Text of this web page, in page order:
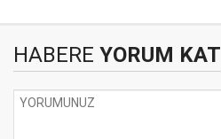
HABERE YORUM KAT